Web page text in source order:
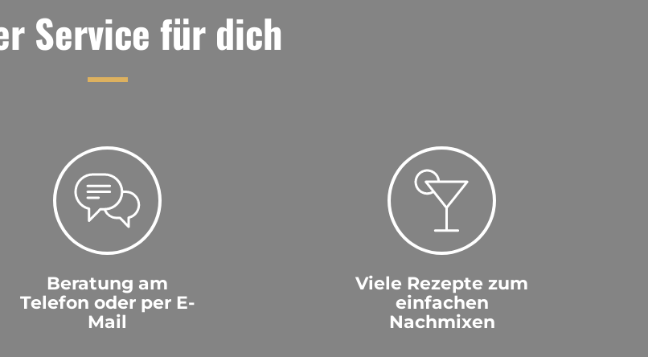
Service für dich
Beratung am
Telefon oder per E-
Mail
Viele Rezepte zum
einfachen
Nachmixen